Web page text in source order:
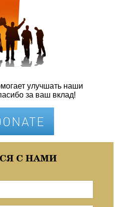
улучшать наши
за ваш вклад!
С НАМИ